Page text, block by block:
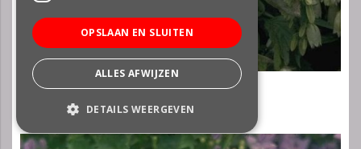
Klokje
OPSLAAN EN SLUITEN
ALLES AFWIJZEN
DETAILS WEERGEVEN